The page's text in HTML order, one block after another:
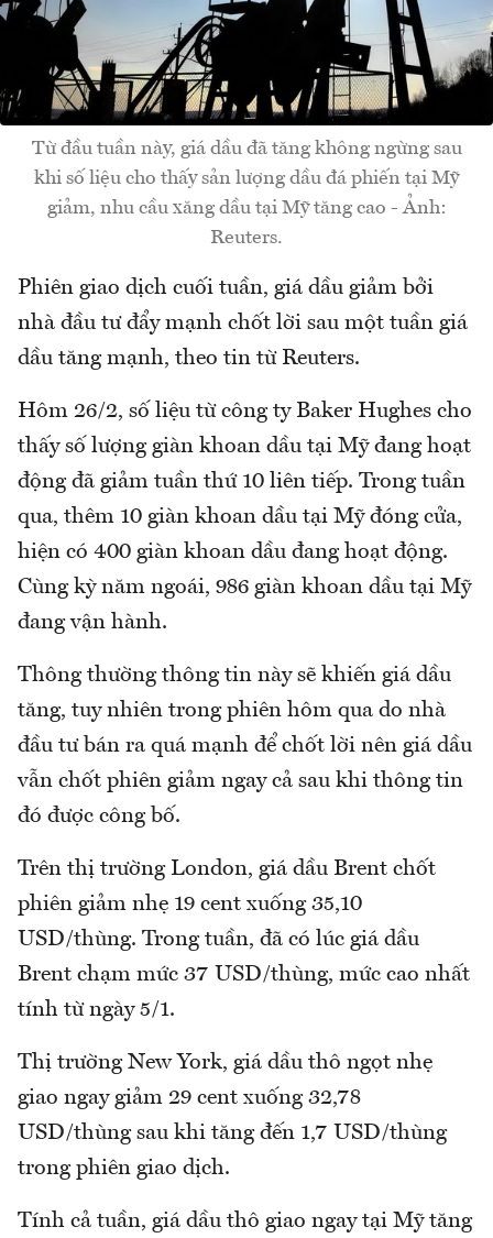
Từ đầu tuần này, giá dầu đã tăng không ngừng sau
khi số liệu cho thấy sản lượng dầu đá phiến tại Mỹ
giảm, nhu cầu xăng dầu tại Mỹ tăng cao - Ảnh:
Reuters.
Phiên giao dịch cuối tuần, giá dầu giảm bởi
nhà đầu tư đẩy mạnh chốt lời sau một tuần giá
dầu tăng mạnh, theo tin từ Reuters.
Hôm 26/2, số liệu từ công ty Baker Hughes cho
thấy số lượng giàn khoan dầu tại Mỹ đang hoạt
động đã giảm tuần thứ 10 liên tiếp. Trong tuần
qua, thêm 10 giàn khoan dầu tại Mỹ đóng cửa,
hiện có 400 giàn khoan dầu đang hoạt động.
Cùng kỳ năm ngoái, 986 giàn khoan dầu tại Mỹ
đang vận hành.
Thông thường thông tin này sẽ khiến giá dầu
tăng, tuy nhiên trong phiên hôm qua do nhà
đầu tư bán ra quá mạnh để chốt lời nên giá dầu
vẫn chốt phiên giảm ngay cả sau khi thông tin
đó được công bố.
Trên thị trường London, giá dầu Brent chốt
phiên giảm nhẹ 19 cent xuống 35,10
USD/thùng. Trong tuần, đã có lúc giá dầu
Brent chạm mức 37 USD/thùng, mức cao nhất
tính từ ngày 5/1.
Thị trường New York, giá dầu thô ngọt nhẹ
giao ngay giảm 29 cent xuống 32,78
USD/thùng sau khi tăng đến 1,7 USD/thùng
trong phiên giao dịch.
Tính cả tuần, giá dầu thô giao ngay tại Mỹ tăng